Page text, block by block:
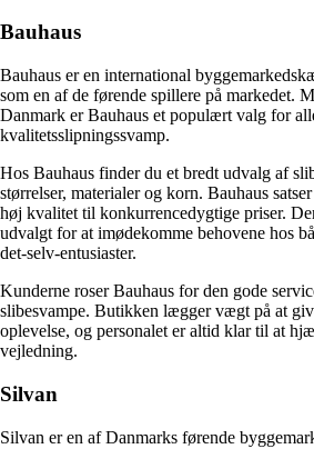
Bauhaus
Bauhaus er en international
som en af de førende spillere på markedet.
Danmark er Bauhaus et populært valg for
kvalitetsslipningssvamp.
Hos Bauhaus finder du et bredt udvalg af
størrelser, materialer og korn. Bauhaus
høj kvalitet til konkurrencedygtige priser.
udvalgt for at imødekomme behovene hos
det-selv-entusiaster.
Kunderne roser Bauhaus for den gode
slibesvampe. Butikken lægger vægt på at
oplevelse, og personalet er altid klar til at
vejledning.
Silvan
Silvan er en af Danmarks førende